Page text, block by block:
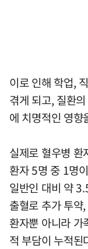
이로 인해 학업,
겪게 되고, 질환
에 치명적인 영향
실제로 혈우병
환자 5명 중 1명
일반인 대비 약
출혈로 추가 투약
환자뿐 아니라 가
적 부담이 누적된